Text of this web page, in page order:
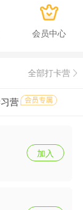
会员中心
全部打卡营
营
加入